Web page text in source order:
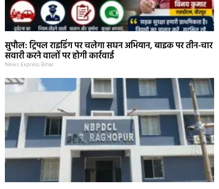
सुपौल: ट्रिपल राइडिंग पर चलेगा सघन अभियान, बाइक पर तीन-चार
सवारी करने वालों पर होगी कार्रवाई
News Express Bihar